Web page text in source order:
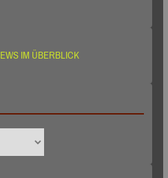
IM ÜBERBLICK